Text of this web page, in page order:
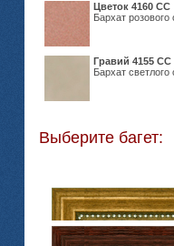
Цветок 4160 СС
Бархат розового
Гравий 4155 СС
Бархат светлого
Выберите багет: